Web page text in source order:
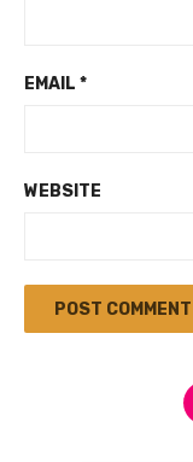
EMAIL *
WEBSITE